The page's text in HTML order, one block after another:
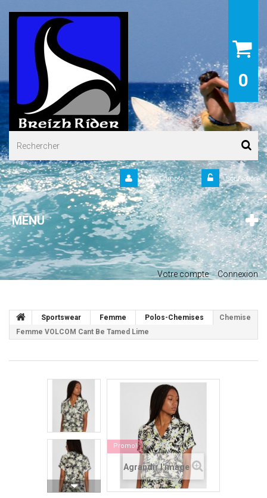
0
Connexion
Votre Compte
MENU
Votre compte Connexion
Sportswear Femme Polos-Chemises
Chemise
Femme VOLCOM Cant Be Tamed Lime
Promo!
Agrandir l'image